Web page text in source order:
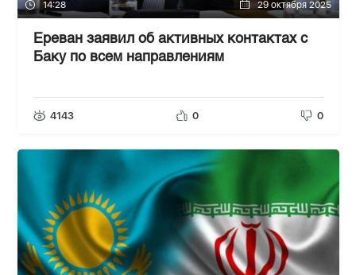
14:28 29 октября 2025
Ереван заявил об активных контактах с
Баку по всем направлениям
4143 0 0